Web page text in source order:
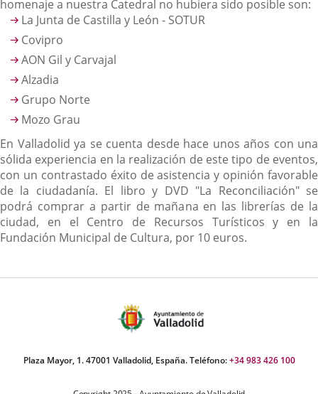
homenaje a nuestra Catedral no hubiera sido posible son:
La Junta de Castilla y León - SOTUR
Covipro
AON Gil y Carvajal
Alzadia
Grupo Norte
Mozo Grau
En Valladolid ya se cuenta desde hace unos años con una
sólida experiencia en la realización de este tipo de eventos,
con un contrastado éxito de asistencia y opinión favorable
de la ciudadanía. El libro y DVD "La Reconciliación" se
podrá comprar a partir de mañana en las librerías de la
ciudad, en el Centro de Recursos Turísticos y en la
Fundación Municipal de Cultura, por 10 euros.
Plaza Mayor, 1. 47001 Valladolid, España. Teléfono:+34 983 426 100